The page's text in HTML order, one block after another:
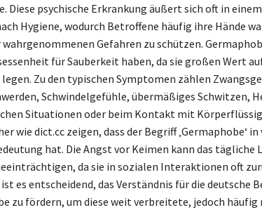
Diese psychische Erkrankung äußert sich oft in
Hygiene, wodurch Betroffene häufig ihre Hände
wahrgenommenen Gefahren zu schützen.
für Sauberkeit haben, da sie großen Wert
Zu den typischen Symptomen zählen
Schwindelgefühle, übermäßiges Schwitzen,
Situationen oder beim Kontakt mit
wie dict.cc zeigen, dass der Begriff ‚Germaphobe‘
hat. Die Angst vor Keimen kann das tägliche
da sie in sozialen Interaktionen oft
es entscheidend, das Verständnis für die deutsche
zu fördern, um diese weit verbreitete, jedoch häufig